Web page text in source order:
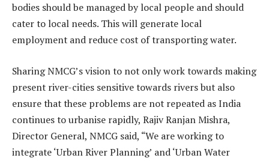
bodies should be managed by local people and should
cater to local needs. This will generate local
employment and reduce cost of transporting water.
Sharing NMCG’s vision to not only work towards making
present river-cities sensitive towards rivers but also
ensure that these problems are not repeated as India
continues to urbanise rapidly, Rajiv Ranjan Mishra,
Director General, NMCG said, “We are working to
integrate ‘Urban River Planning’ and ‘Urban Water